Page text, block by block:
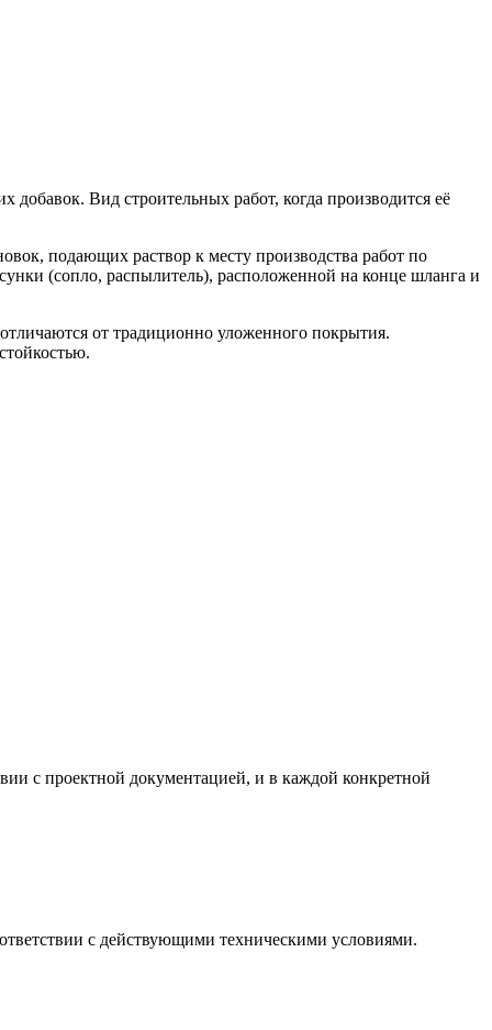
Вид строительных работ, когда производится её
подающих раствор к месту производства работ по
(сопло, распылитель), расположенной на конце шланга и
от традиционно уложенного покрытия.
с проектной документацией, и в каждой конкретной
с действующими техническими условиями.